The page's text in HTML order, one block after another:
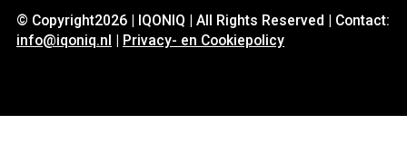
© Copyright2026 | IQONIQ | All Rights Reserved | Contact:
info@iqoniq.nl | Privacy- en Cookiepolicy